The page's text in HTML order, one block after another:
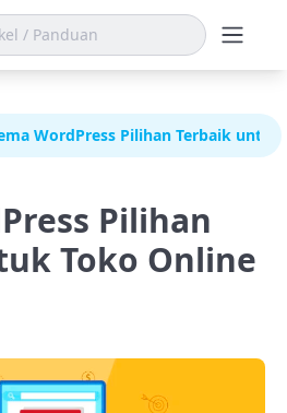
WordPress Pilihan Terbaik untuk
Pilihan
Toko Online